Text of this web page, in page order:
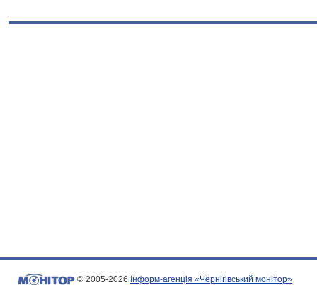
© 2005-2026 Інформ-агенція «Чернігівський монітор»